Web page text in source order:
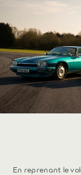
En reprenant le